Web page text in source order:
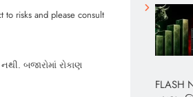
to risks and please consult
બજારોમાં રોકાણ
FLASH